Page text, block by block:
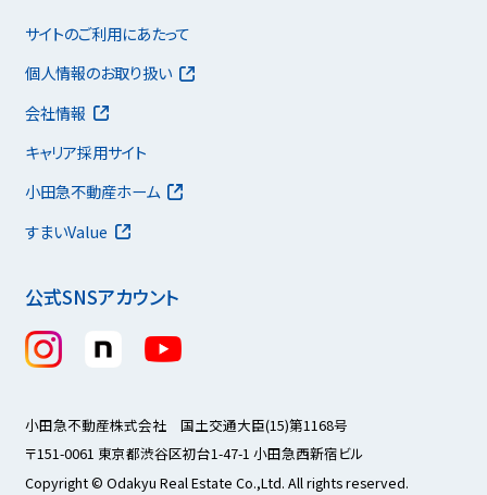
公式SNSアカウント
サイトのご利用にあたって
個人情報のお取り扱い
会社情報
キャリア採用サイト
小田急不動産ホーム
すまいValue
小田急不動産株式会社 国土交通大臣(15)第1168号
〒151-0061 東京都渋谷区初台1-47-1 小田急西新宿ビル
Copyright © Odakyu Real Estate Co.,Ltd. All rights reserved.